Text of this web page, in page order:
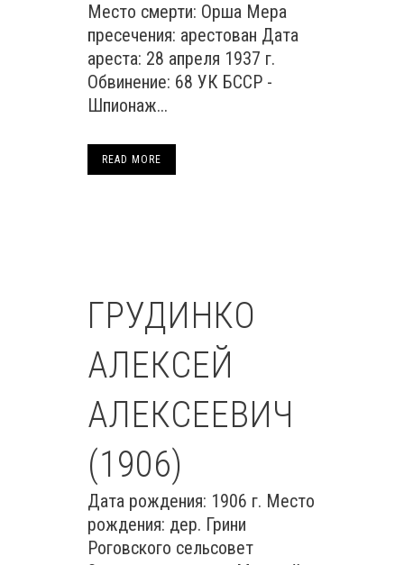
Место смерти: Орша Мера
пресечения: арестован Дата
ареста: 28 апреля 1937 г.
Обвинение: 68 УК БССР -
Шпионаж...
READ MORE
ГРУДИНКО
АЛЕКСЕЙ
АЛЕКСЕЕВИЧ
(1906)
Дата рождения: 1906 г. Место
рождения: дер. Грини
Роговского сельсовет